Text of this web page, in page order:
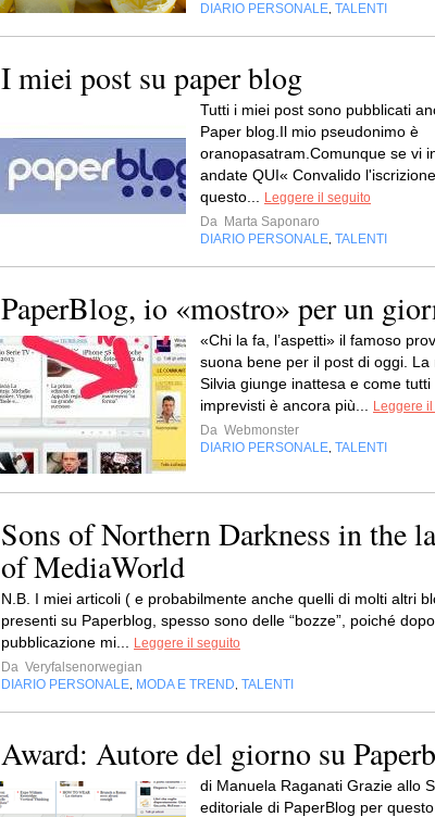
DIARIO PERSONALE TALENTI
I miei post su paper blog
Tutti i miei post sono pubblicati
Paper blog.Il mio pseudonimo è
oranopasatram.Comunque se vi
andate QUI« Convalido
questo...
Leggere il seguito
Da Marta Saponaro
DIARIO PERSONALE TALENTI
PaperBlog, io «mostro» per un
«Chi la fa, l’aspetti» il famoso
suona bene per il post di oggi. La
Silvia giunge inattesa e come tutti
imprevisti è ancora più...
Leggere
Da Webmonster
DIARIO PERSONALE TALENTI
Sons of Northern Darkness in the
of MediaWorld
N.B. I miei articoli ( e probabilmente anche quelli di molti altri
presenti su Paperblog, spesso sono delle “bozze”, poiché
pubblicazione mi...
Leggere il seguito
Da Veryfalsenorwegian
DIARIO PERSONALE MODA E TREND TALENTI
Award: Autore del giorno su
di Manuela Raganati Grazie allo
editoriale di PaperBlog per